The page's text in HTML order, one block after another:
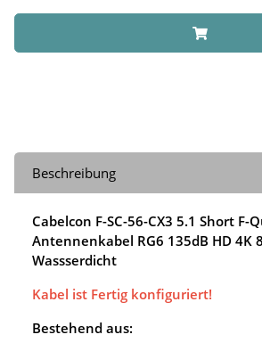
Beschreibung
Cabelcon F-SC-56-CX3 5.1 Short F-
Antennenkabel RG6 135dB HD 4K
Wassserdicht
Kabel ist Fertig konfiguriert!
Bestehend aus: